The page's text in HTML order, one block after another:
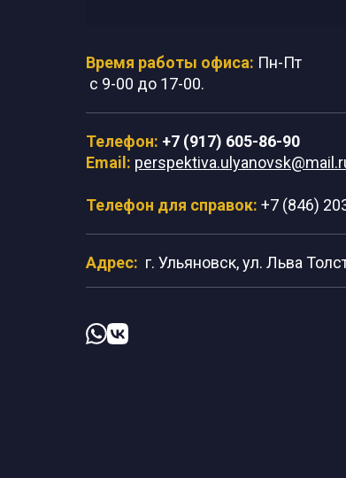
Время работы офиса: Пн-Пт
с 9-00 до 17-00.
Телефон: +7 (917) 605-86-90
Email:
Телефон для справок: +7 (846)
Адрес: г. Ульяновск, ул. Льва